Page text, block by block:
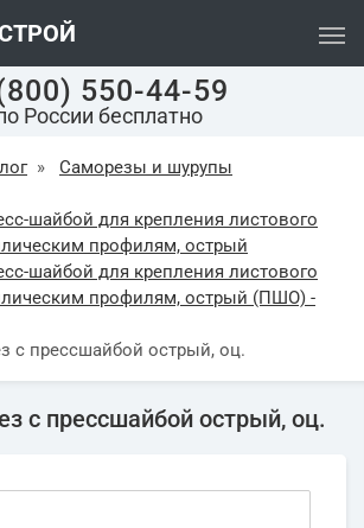
550-44-59
России бесплатно
»
Саморезы и шурупы
шайбой для крепления листового
профилям, острый
шайбой для крепления листового
профилям, острый (ПШО) -
с прессшайбой острый, оц.
с прессшайбой острый, оц.